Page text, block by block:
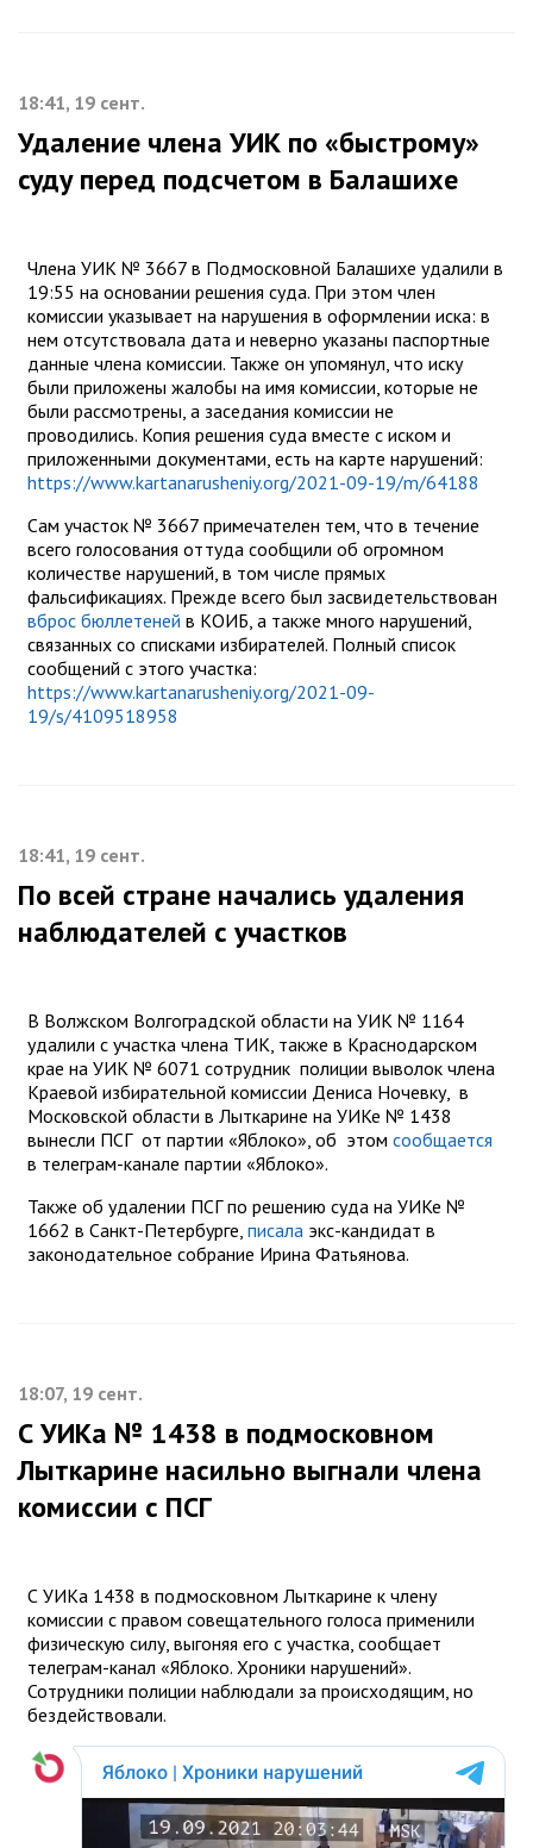
18:41, 19 сент.
Удаление члена УИК по «быстрому»
суду перед подсчетом в Балашихе
Члена УИК № 3667 в Подмосковной Балашихе удалили в
19:55 на основании решения суда. При этом член
комиссии указывает на нарушения в оформлении иска: в
нем отсутствовала дата и неверно указаны паспортные
данные члена комиссии. Также он упомянул, что иску
были приложены жалобы на имя комиссии, которые не
были рассмотрены, а заседания комиссии не
проводились. Копия решения суда вместе с иском и
приложенными документами, есть на карте нарушений:
https://www.kartanarusheniy.org/2021-09-19/m/64188
Сам участок № 3667 примечателен тем, что в течение
всего голосования оттуда сообщили об огромном
количестве нарушений, в том числе прямых
фальсификациях. Прежде всего был засвидетельствован
вброс бюллетеней в КОИБ, а также много нарушений,
связанных со списками избирателей. Полный список
сообщений с этого участка:
https://www.kartanarusheniy.org/2021-09-
19/s/4109518958
18:41, 19 сент.
По всей стране начались удаления
наблюдателей с участков
В Волжском Волгоградской области на УИК № 1164
удалили с участка члена ТИК, также в Краснодарском
крае на УИК № 6071 сотрудник полиции выволок члена
Краевой избирательной комиссии Дениса Ночевку, в
Московской области в Лыткарине на УИКе № 1438
вынесли ПСГ от партии «Яблоко», об этом сообщается
в телеграм-канале партии «Яблоко».
Также об удалении ПСГ по решению суда на УИКе №
1662 в Санкт-Петербурге, писала экс-кандидат в
законодательное собрание Ирина Фатьянова.
18:07, 19 сент.
С УИКа № 1438 в подмосковном
Лыткарине насильно выгнали члена
комиссии с ПСГ
С УИКа 1438 в подмосковном Лыткарине к члену
комиссии с правом совещательного голоса применили
физическую силу, выгоняя его с участка, сообщает
телеграм-канал «Яблоко. Хроники нарушений».
Сотрудники полиции наблюдали за происходящим, но
бездействовали.